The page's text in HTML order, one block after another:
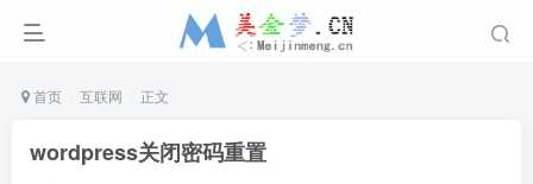
首页 互联网 正文
wordpress关闭密码重置